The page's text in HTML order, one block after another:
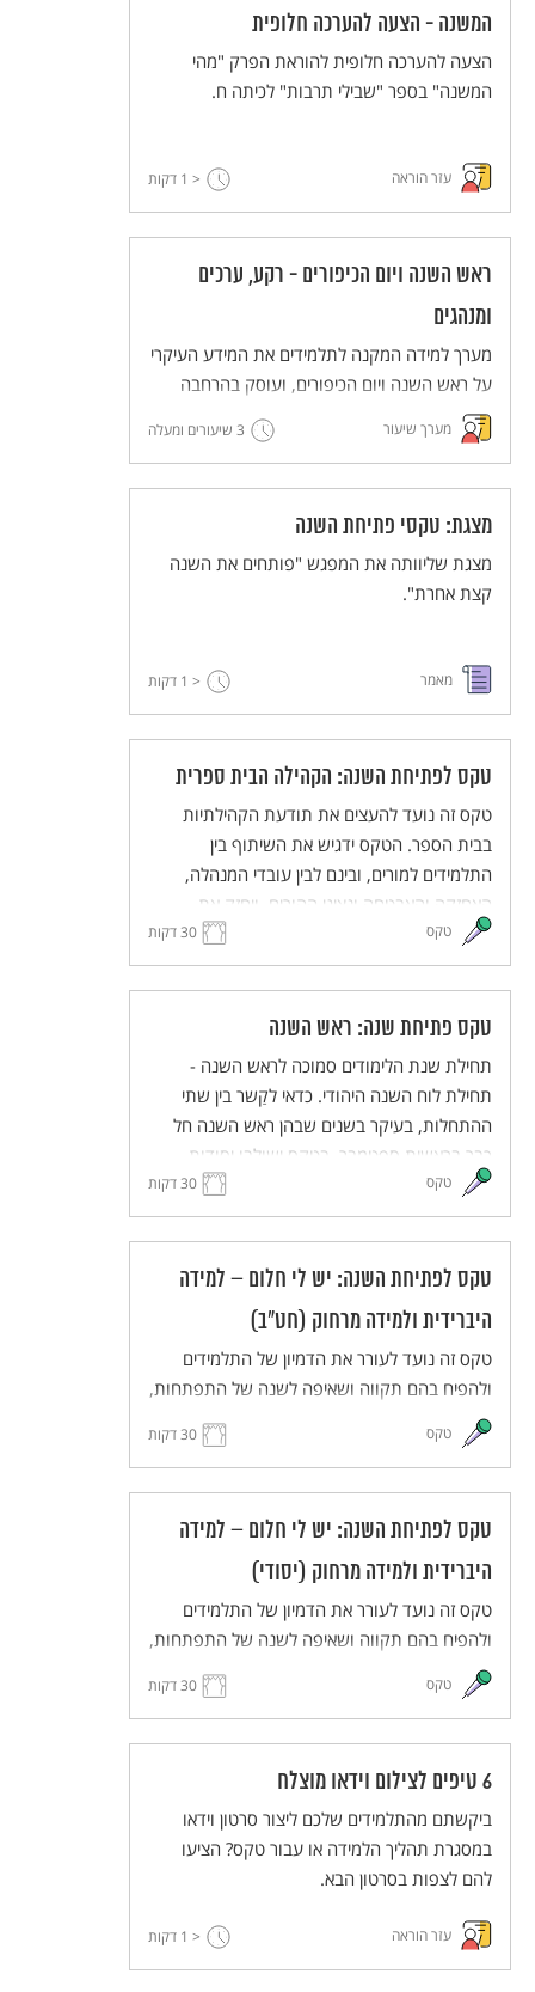
המשנה - הצעה להערכה חלופית
הצעה להערכה חלופית להוראת הפרק "מהי
המשנה" בספר "שבילי תרבות" לכיתה ח.
עזר הוראה < 1 דקות
ראש השנה ויום הכיפורים - רקע, ערכים
ומנהגים
מערך למידה המקנה לתלמידים את המידע העיקרי
על ראש השנה ויום הכיפורים, ועוסק בהרחבה
בערכים שעולים מהחגים האלה.
מערך שיעור 3 שיעורים ומעלה
מצגת: טקסי פתיחת השנה
מצגת שליוותה את המפגש "פותחים את השנה
קצת אחרת".
מאמר < 1 דקות
טקס לפתיחת השנה: הקהילה הבית ספרית
טקס זה נועד להעצים את תודעת הקהילתיות
בבית הספר. הטקס ידגיש את השיתוף בין
התלמידים למורים, ובינם לבין עובדי המנהלה,
האחזקה והאבטחה ונציגי ההורים, ויחזק את
תחושת השייכות והאחריות המשותפת. הטקס
מותאם ללמידה מרחוק וללמידה היברידית.
טקס 30 דקות
טקס פתיחת שנה: ראש השנה
תחילת שנת הלימודים סמוכה לראש השנה -
תחילת לוח השנה היהודי. כדאי לקַשר בין שתי
ההתחלות, בעיקר בשנים שבהן ראש השנה חל
כבר בראשית ספטמבר. בטקס ישולבו יסודות
מסורתיים מתוך חגי תשרי, ובעיקר מתוך ראש
השנה, באוריינטציה תרבותית ולא דתית. הטקס
יכיל מוטיבים כגון מבט לעבר ולעתיד, פתיחה
ונעילה של שערים, מעבר מקיץ לסתיו, זיכרון ותיקון
עולם. הטקס מותאם ללמידה היברידית ולמידה
מרחוק.
טקס 30 דקות
טקס לפתיחת השנה: יש לי חלום – למידה
היברידית ולמידה מרחוק (חט"ב)
טקס זה נועד לעורר את הדמיון של התלמידים
ולהפיח בהם תקווה ושאיפה לשנה של התפתחות,
יוזמה ועשייה. התלמידים והמורים יחלמו על העתיד
הרחוק ועל העתיד הקרוב, ישתפו זה את זה
וללמידה היברידית.
טקס 30 דקות
טקס לפתיחת השנה: יש לי חלום – למידה
היברידית ולמידה מרחוק (יסודי)
טקס זה נועד לעורר את הדמיון של התלמידים
ולהפיח בהם תקווה ושאיפה לשנה של התפתחות,
יוזמה ועשייה. התלמידים והמורים יחלמו על העתיד
הרחוק ועל העתיד הקרוב, ישתפו זה את זה
וללמידה היברידית.
טקס 30 דקות
6 טיפים לצילום וידאו מוצלח
ביקשתם מהתלמידים שלכם ליצור סרטון וידאו
במסגרת תהליך הלמידה או עבור טקס? הציעו
להם לצפות בסרטון הבא.
עזר הוראה < 1 דקות